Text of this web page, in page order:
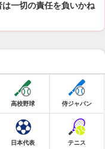
一切の責任を負いかね
高校野球 侍ジャパン
日本代表 テニス